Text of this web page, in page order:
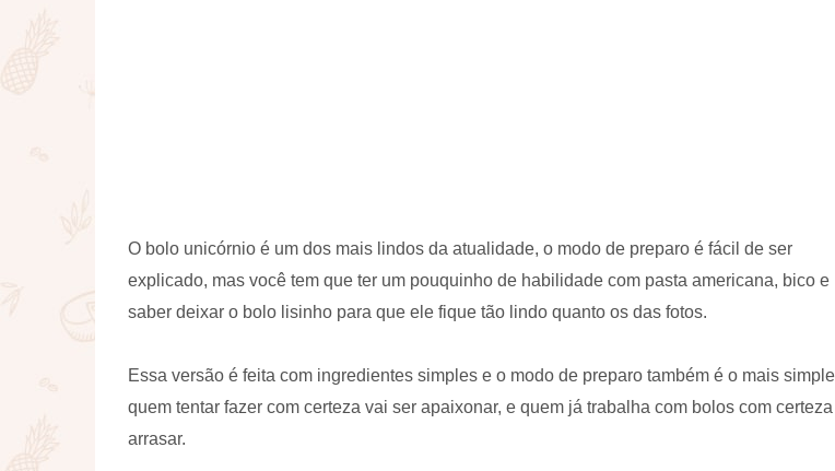
O bolo unicórnio é um dos mais lindos da atualidade, o modo de preparo é fácil de ser
explicado, mas você tem que ter um pouquinho de habilidade com pasta americana, bico e
saber deixar o bolo lisinho para que ele fique tão lindo quanto os das fotos.
Essa versão é feita com ingredientes simples e o modo de preparo também é o mais
quem tentar fazer com certeza vai ser apaixonar, e quem já trabalha com bolos com
arrasar.